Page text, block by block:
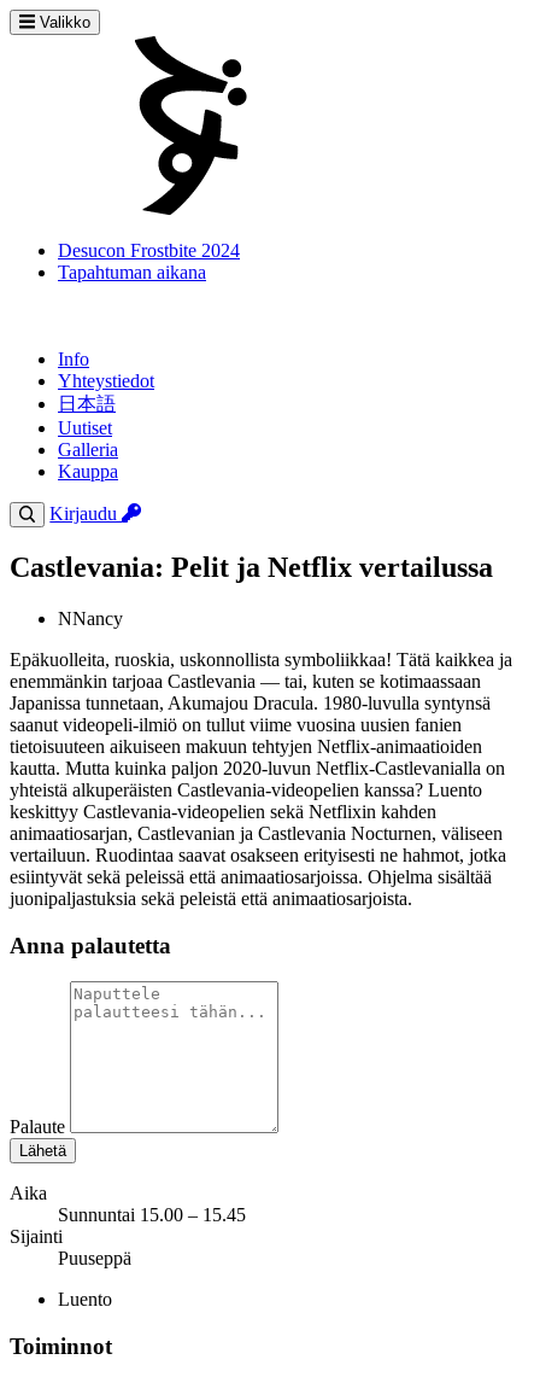
Valikko
Desucon Frostbite 2024
Tapahtuman aikana
Info
Yhteystiedot
日本語
Uutiset
Galleria
Kauppa
Kirjaudu
Castlevania: Pelit ja Netflix vertailussa
NNancy
Epäkuolleita, ruoskia, uskonnollista symboliikkaa! Tätä kaikkea ja
enemmänkin tarjoaa Castlevania — tai, kuten se kotimaassaan
Japanissa tunnetaan, Akumajou Dracula. 1980-luvulla syntynsä
saanut videopeli-ilmiö on tullut viime vuosina uusien fanien
tietoisuuteen aikuiseen makuun tehtyjen Netflix-animaatioiden
kautta. Mutta kuinka paljon 2020-luvun Netflix-Castlevanialla on
yhteistä alkuperäisten Castlevania-videopelien kanssa? Luento
keskittyy Castlevania-videopelien sekä Netflixin kahden
animaatiosarjan, Castlevanian ja Castlevania Nocturnen, väliseen
vertailuun. Ruodintaa saavat osakseen erityisesti ne hahmot, jotka
esiintyvät sekä peleissä että animaatiosarjoissa. Ohjelma sisältää
juonipaljastuksia sekä peleistä että animaatiosarjoista.
Anna palautetta
Palaute
Lähetä
Aika
Sunnuntai 15.00 – 15.45
Sijainti
Puuseppä
Luento
Toiminnot